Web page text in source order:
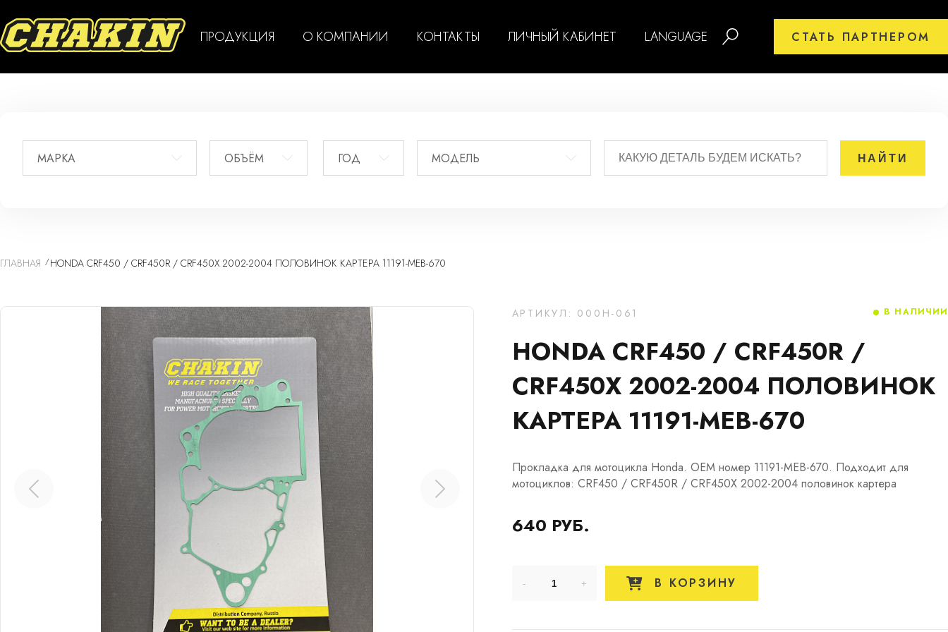
ПРОДУКЦИЯ О КОМПАНИИ КОНТАКТЫ ЛИЧНЫЙ КАБИНЕТ LANGUAGE СТАТЬ ПАРТНЕРОМ
МАРКА ОБЪЁМ ГОД МОДЕЛЬ
ГЛАВНАЯ HONDA CRF450 / CRF450R / CRF450X 2002-2004 ПОЛОВИНОК КАРТЕРА 11191-MEB-670
АРТИКУЛ: 000H-061
HONDA CRF450 / CRF450R /
CRF450X 2002-2004 ПОЛОВИНОК
КАРТЕРА 11191-MEB-670
Прокладка для мотоцикла Honda. OEM номер 11191-MEB-670. Подходит для
мотоциклов: CRF450 / CRF450R / CRF450X 2002-2004 половинок картера
640 РУБ.
В НАЛИЧИИ
В КОРЗИНУ